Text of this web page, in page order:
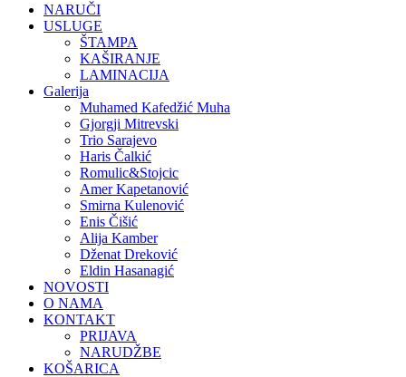
NARUČI
USLUGE
ŠTAMPA
KAŠIRANJE
LAMINACIJA
Galerija
Muhamed Kafedžić Muha
Gjorgji Mitrevski
Trio Sarajevo
Haris Čalkić
Romulic&Stojcic
Amer Kapetanović
Smirna Kulenović
Enis Čišić
Alija Kamber
Dženat Dreković
Eldin Hasanagić
NOVOSTI
O NAMA
KONTAKT
PRIJAVA
NARUDŽBE
KOŠARICA